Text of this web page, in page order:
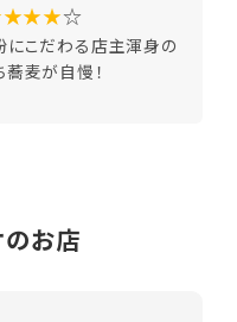
☆
にこだわる店主渾身の
麦が自慢！
お店